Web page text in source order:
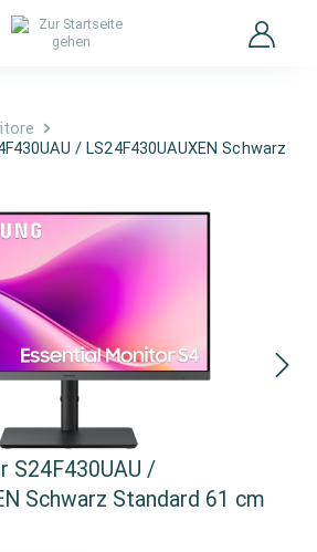
/ LS24F430UAUXEN Schwarz
S24F430UAU /
Schwarz Standard 61 cm